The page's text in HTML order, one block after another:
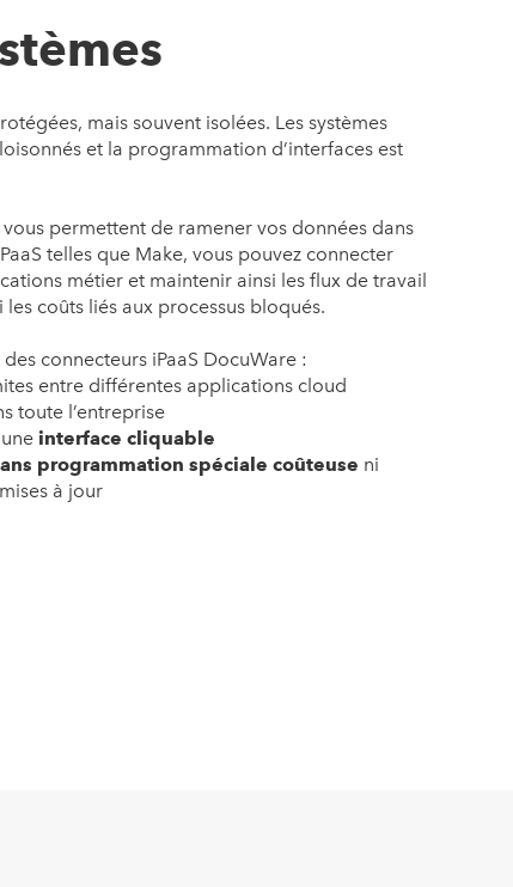
mais souvent isolées. Les systèmes
et la programmation d’interfaces est
permettent de ramener vos données dans
telles que Make, vous pouvez connecter
métier et maintenir ainsi les flux de travail
les coûts liés aux processus bloqués.
connecteurs iPaaS DocuWare :
entre différentes applications cloud
toute l’entreprise
interface cliquable
programmation spéciale coûteuse ni
à jour